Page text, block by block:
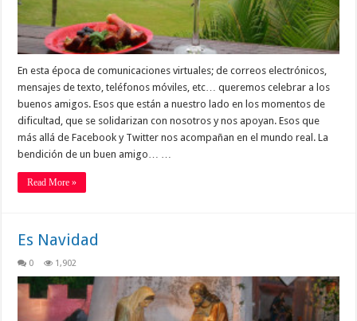
En esta época de comunicaciones virtuales; de correos electrónicos,
mensajes de texto, teléfonos móviles, etc… queremos celebrar a los
buenos amigos. Esos que están a nuestro lado en los momentos de
dificultad, que se solidarizan con nosotros y nos apoyan. Esos que
más allá de Facebook y Twitter nos acompañan en el mundo real. La
bendición de un buen amigo… …
Read More »
Es Navidad
0 1,902